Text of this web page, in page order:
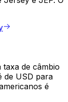
de câmbio
de USD para
é